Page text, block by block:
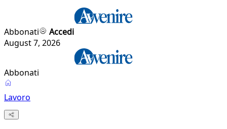
Abbonati
Accedi
August 7, 2026
Abbonati
Lavoro